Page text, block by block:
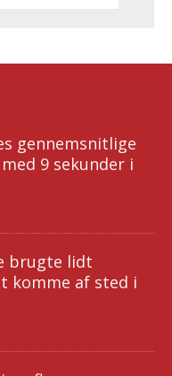
gennemsnitlige
9 sekunder i
brugte lidt
komme af sted i